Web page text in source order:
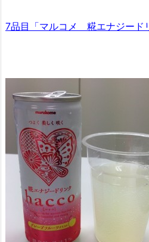
7品目「マルコメ 糀エナジード